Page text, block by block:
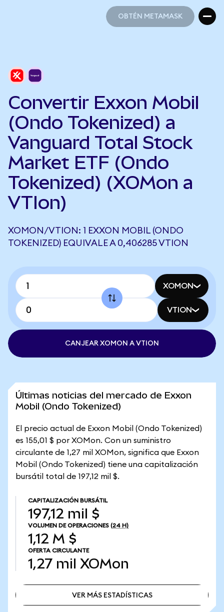
OBTÉN METAMASK
Convertir Exxon Mobil
(Ondo Tokenized) a
Vanguard Total Stock
Market ETF (Ondo
Tokenized) (XOMon a
VTIon)
XOMON/VTION: 1 EXXON MOBIL (ONDO
TOKENIZED) EQUIVALE A 0,406285 VTION
XOMON
VTION
CANJEAR XOMON A VTION
Últimas noticias del mercado de Exxon
Mobil (Ondo Tokenized)
El precio actual de Exxon Mobil (Ondo Tokenized)
es 155,01 $ por XOMon. Con un suministro
circulante de 1,27 mil XOMon, significa que Exxon
Mobil (Ondo Tokenized) tiene una capitalización
bursátil total de 197,12 mil $.
CAPITALIZACIÓN BURSÁTIL
197,12 mil $
VOLUMEN DE OPERACIONES (24 H)
1,12 M $
OFERTA CIRCULANTE
1,27 mil XOMon
VER MÁS ESTADÍSTICAS